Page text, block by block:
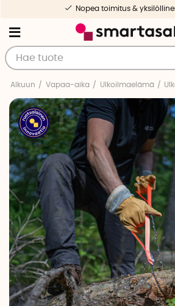
Nopea toimitus &
Alkuun Vapaa-aika Ulkoilmaelämä